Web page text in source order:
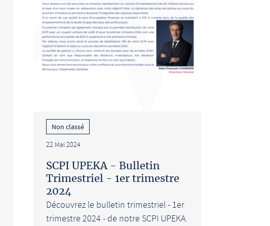
Non classé
22 Mai 2024
SCPI UPEKA - Bulletin
Trimestriel - 1er trimestre
2024
Découvrez le bulletin trimestriel - 1er
trimestre 2024 - de notre SCPI UPEKA.